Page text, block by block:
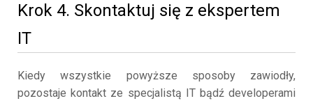
Krok 4. Skontaktuj się z ekspertem
IT
Kiedy wszystkie powyższe sposoby zawiodły,
pozostaje kontakt ze specjalistą IT bądź developerami